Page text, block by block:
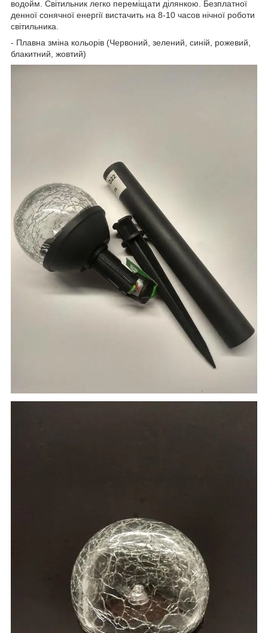
водойм. Світильник легко переміщати ділянкою. Безплатної
денної сонячної енергії вистачить на 8-10 часов нічної роботи
світильника.
- Плавна зміна кольорів (Червоний, зелений, синій, рожевий,
блакитний, жовтий)